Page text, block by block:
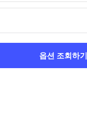
옵션 조회하기